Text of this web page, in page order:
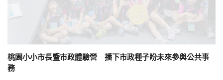
桃園小小市長暨市政體驗營 播下市政種子盼未來參與公共事
務